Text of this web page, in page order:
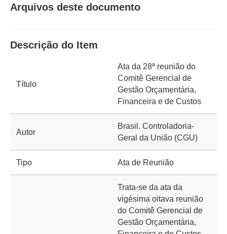
Arquivos deste documento
Descrição do Item
Título
Ata da 28ª reunião do
Comitê Gerencial de
Gestão Orçamentária,
Financeira e de Custos
Autor
Brasil. Controladoria-
Geral da União (CGU)
Tipo Ata de Reunião
Trata-se da ata da
vigésima oitava reunião
do Comitê Gerencial de
Gestão Orçamentária,